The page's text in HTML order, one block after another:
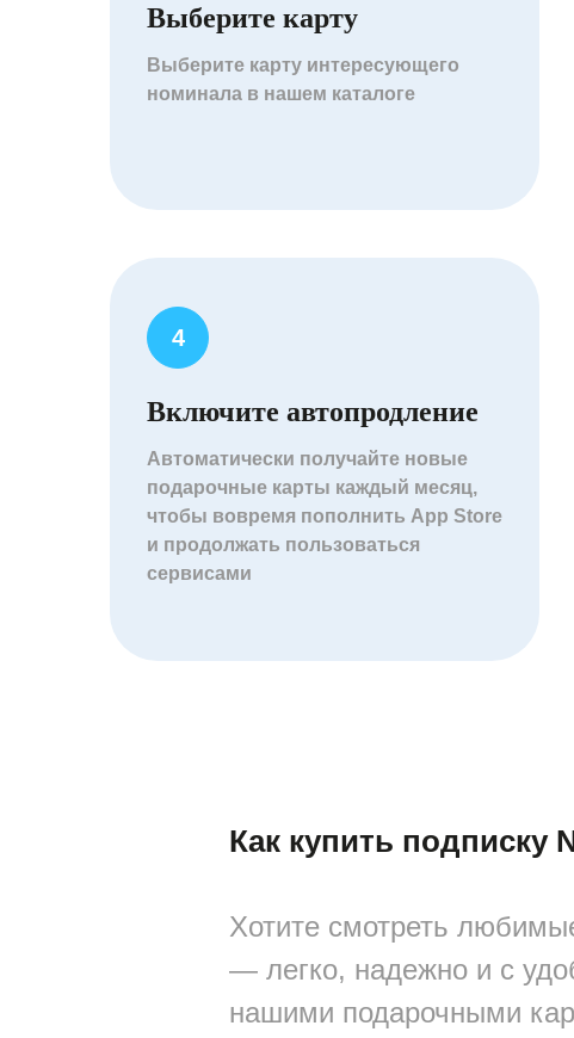
Выберите карту
Выберите карту интересующего
номинала в нашем каталоге
Включите автопродление
Автоматически получайте новые
подарочные карты каждый месяц,
чтобы вовремя пополнить App Store
и продолжать пользоваться
сервисами
Как купить
Хотите смотреть
— легко, надежно и с
нашими подарочными